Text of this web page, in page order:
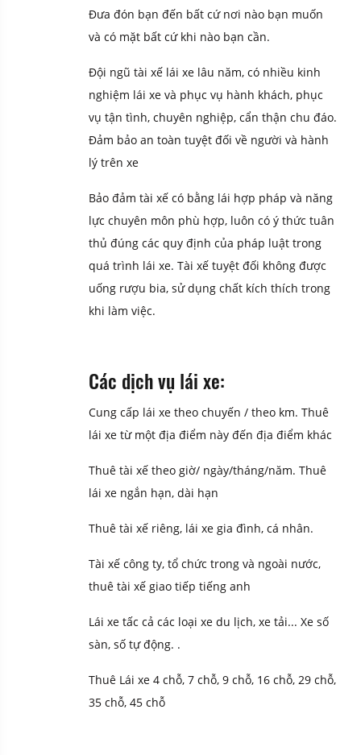
Đưa đón bạn đến bất cứ nơi nào bạn muốn
và có mặt bất cứ khi nào bạn cần.
Đội ngũ tài xế lái xe lâu năm, có nhiều kinh
nghiệm lái xe và phục vụ hành khách, phục
vụ tận tình, chuyên nghiệp, cẩn thận chu đáo.
Đảm bảo an toàn tuyệt đối về người và hành
lý trên xe
Bảo đảm tài xế có bằng lái hợp pháp và năng
lực chuyên môn phù hợp, luôn có ý thức tuân
thủ đúng các quy định của pháp luật trong
quá trình lái xe. Tài xế tuyệt đối không được
uống rượu bia, sử dụng chất kích thích trong
khi làm việc.
Các dịch vụ lái xe:
Cung cấp lái xe theo chuyến / theo km. Thuê
lái xe từ một địa điểm này đến địa điểm khác
Thuê tài xế theo giờ/ ngày/tháng/năm. Thuê
lái xe ngắn hạn, dài hạn
Thuê tài xế riêng, lái xe gia đình, cá nhân.
Tài xế công ty, tổ chức trong và ngoài nước,
thuê tài xế giao tiếp tiếng anh
Lái xe tấc cả các loại xe du lịch, xe tải... Xe số
sàn, số tự động. .
Thuê Lái xe 4 chỗ, 7 chỗ, 9 chỗ, 16 chỗ, 29 chỗ,
35 chỗ, 45 chỗ